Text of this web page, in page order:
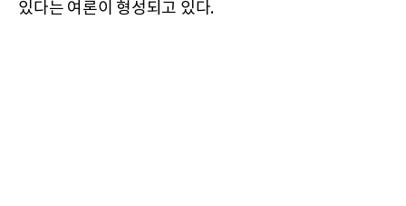
있다는 여론이 형성되고 있다.